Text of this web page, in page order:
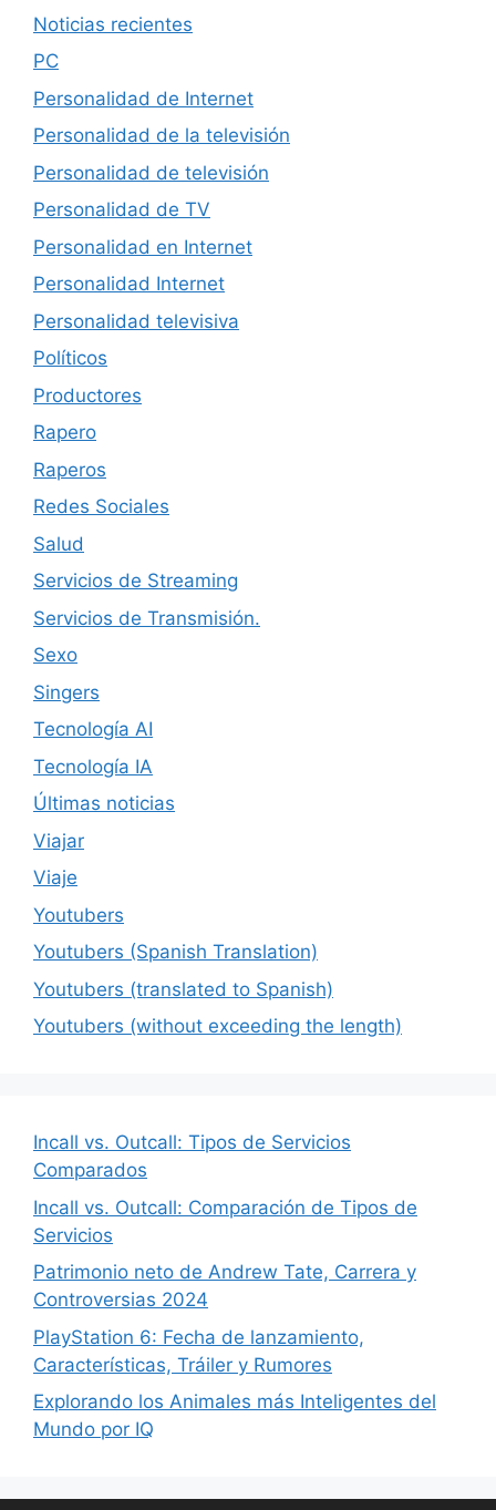
Noticias recientes
PC
Personalidad de Internet
Personalidad de la televisión
Personalidad de televisión
Personalidad de TV
Personalidad en Internet
Personalidad Internet
Personalidad televisiva
Políticos
Productores
Rapero
Raperos
Redes Sociales
Salud
Servicios de Streaming
Servicios de Transmisión.
Sexo
Singers
Tecnología AI
Tecnología IA
Últimas noticias
Viajar
Viaje
Youtubers
Youtubers (Spanish Translation)
Youtubers (translated to Spanish)
Youtubers (without exceeding the length)
Incall vs. Outcall: Tipos de Servicios
Comparados
Incall vs. Outcall: Comparación de Tipos de
Servicios
Patrimonio neto de Andrew Tate, Carrera y
Controversias 2024
PlayStation 6: Fecha de lanzamiento,
Características, Tráiler y Rumores
Explorando los Animales más Inteligentes del
Mundo por IQ